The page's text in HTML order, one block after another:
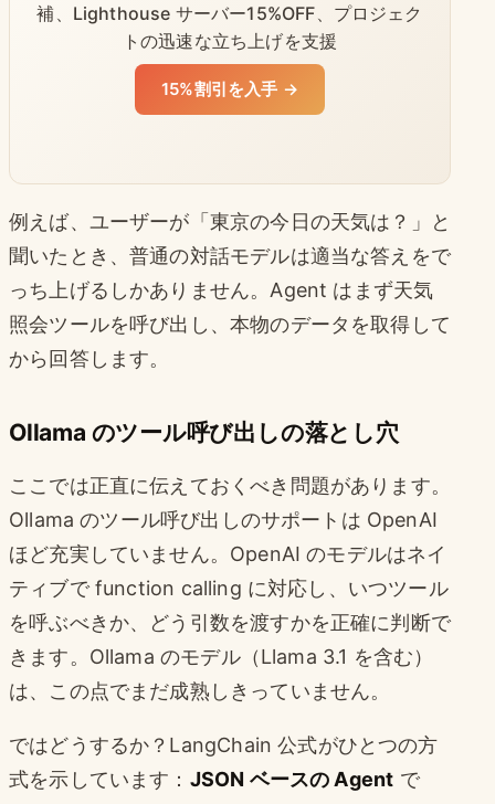
補、Lighthouse サーバー15%OFF、プロジェク
トの迅速な立ち上げを支援
15%割引を入手 →
例えば、ユーザーが「東京の今日の天気は？」と
聞いたとき、普通の対話モデルは適当な答えをで
っち上げるしかありません。Agent はまず天気
照会ツールを呼び出し、本物のデータを取得して
から回答します。
Ollama のツール呼び出しの落とし穴
ここでは正直に伝えておくべき問題があります。
Ollama のツール呼び出しのサポートは OpenAI
ほど充実していません。OpenAI のモデルはネイ
ティブで function calling に対応し、いつツール
を呼ぶべきか、どう引数を渡すかを正確に判断で
きます。Ollama のモデル（Llama 3.1 を含む）
は、この点でまだ成熟しきっていません。
ではどうするか？LangChain 公式がひとつの方
式を示しています： JSON ベースの Agent で